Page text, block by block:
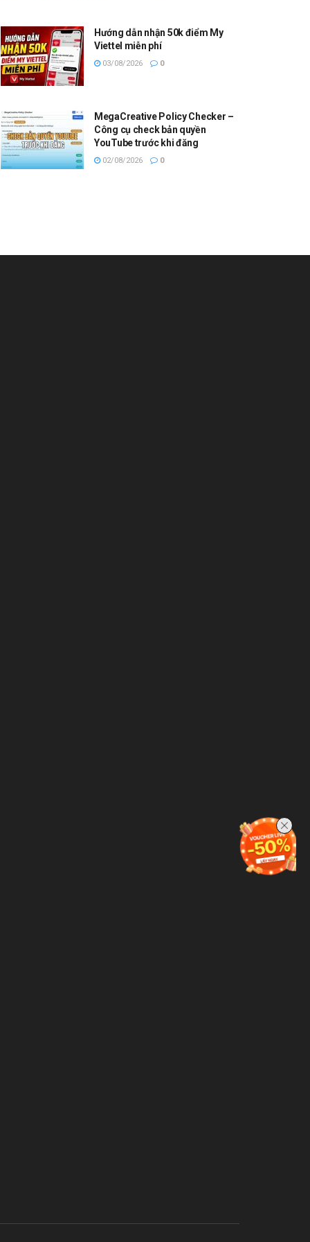
Hướng dẫn nhận 50k điểm My
Viettel miễn phí
03/08/2026 0
MegaCreative Policy Checker –
Công cụ check bản quyền
YouTube trước khi đăng
02/08/2026 0